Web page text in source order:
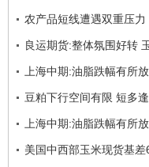
农产品短线遭遇双重压力
良运期货:整体氛围好转
上海中期:油脂跌幅有所
豆粕下行空间有限 短多
上海中期:油脂跌幅有所
美国中西部玉米现货基